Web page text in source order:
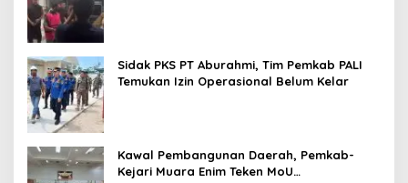
Sidak PKS PT Aburahmi, Tim Pemkab PALI
Temukan Izin Operasional Belum Kelar
Kawal Pembangunan Daerah, Pemkab-
Kejari Muara Enim Teken MoU